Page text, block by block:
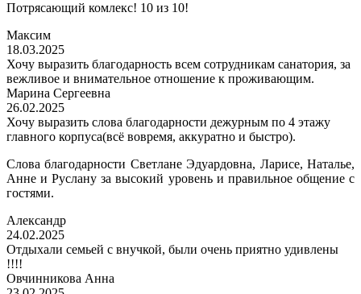
Потрясающий комлекс! 10 из 10!
Максим
18.03.2025
Хочу выразить благодарность всем сотрудникам санатория, за
вежливое и внимательное отношение к проживающим.
Марина Сергеевна
26.02.2025
Хочу выразить слова благодарности дежурным по 4 этажу
главного корпуса(всё вовремя, аккуратно и быстро).
Слова благодарности Светлане Эдуардовна, Ларисе, Наталье,
Анне и Руслану за высокий уровень и правильное общение с
гостями.
Александр
24.02.2025
Отдыхали семьей с внучкой, были очень приятно удивлены
!!!!
Овчинникова Анна